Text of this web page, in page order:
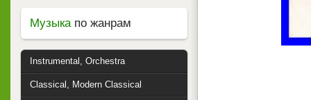
Музыкапо жанрам
Instrumental, Orchestra
Classical, Modern Classical